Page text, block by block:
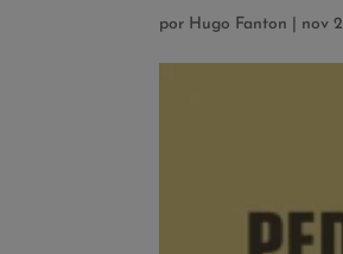
por Hugo Fanton nov